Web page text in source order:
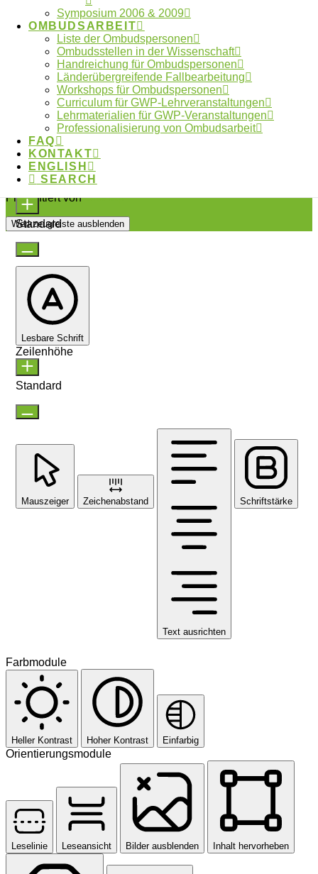
Symposium 2006 & 2009
OMBUDSARBEIT
Liste der Ombudspersonen
Ombudsstellen in der Wissenschaft
Handreichung für Ombudspersonen
Länderübergreifende Fallbearbeitung
Workshops für Ombudspersonen
Curriculum für GWP-Lehrveranstaltungen
Lehrmaterialien für GWP-Veranstaltungen
Professionalisierung von Ombudsarbeit
FAQ
KONTAKT
ENGLISH
SEARCH
Barrierefreiheitsanpassungen
Präsentiert vonOneTap
Werkzeugleiste ausblenden
Inhaltsmodule
Standard
Lesbare Schrift
Zeilenhöhe
Standard
Mauszeiger Zeichenabstand
Text ausrichten
Schriftstärke
Farbmodule
Heller Kontrast Hoher Kontrast Einfarbig
Orientierungsmodule
Leselinie Leseansicht Bilder ausblenden Inhalt hervorheben